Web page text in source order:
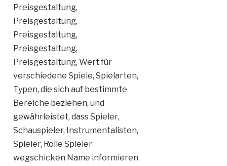
Preisgestaltung,
Preisgestaltung,
Preisgestaltung,
Preisgestaltung,
Preisgestaltung, Wert für
verschiedene Spiele, Spielarten,
Typen, die sich auf bestimmte
Bereiche beziehen, und
gewährleistet, dass Spieler,
Schauspieler, Instrumentalisten,
Spieler, Rolle Spieler
wegschicken Name informieren